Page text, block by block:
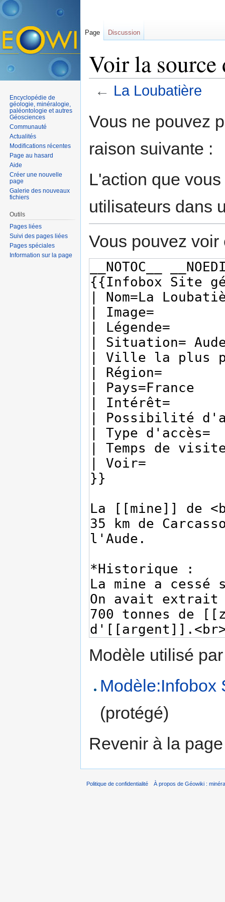
Voir la source
← La Loubatière
Vous ne pouvez
raison suivante :
L'action que
utilisateurs dans
Vous pouvez
Modèle utilisé
Modèle:Infobox
(protégé)
Revenir à la
Page Discussion
Encyclopédie de
géologie, minéralogie,
paléontologie et autres
Géosciences
Communauté
Actualités
Modifications récentes
Page au hasard
Aide
Créer une nouvelle
page
Galerie des nouveaux
fichiers
Outils
Pages liées
Suivi des pages liées
Pages spéciales
Information sur la page
Politique de confidentialité À propos de Géowiki :